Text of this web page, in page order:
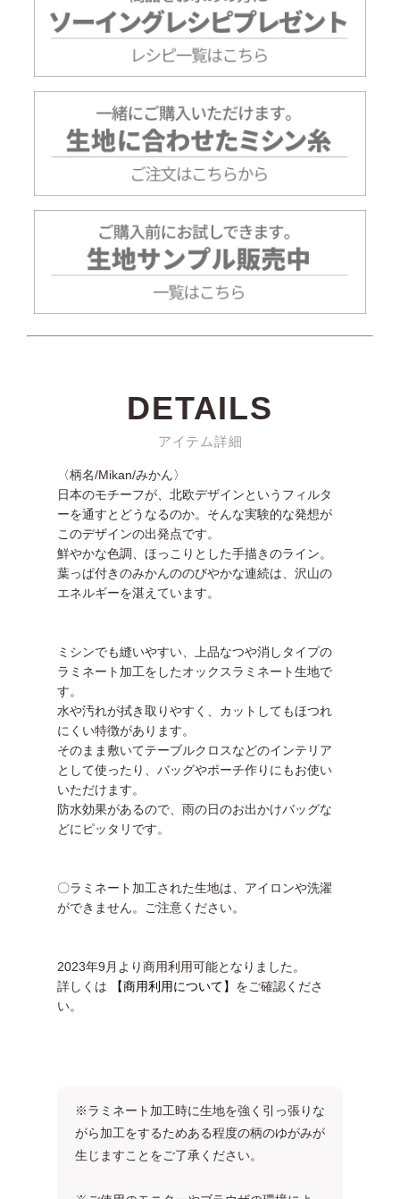
DETAILS
アイテム詳細
〈柄名/Mikan/みかん〉
日本のモチーフが、北欧デザインというフィルタ
ーを通すとどうなるのか。そんな実験的な発想が
このデザインの出発点です。
鮮やかな色調、ほっこりとした手描きのライン。
葉っぱ付きのみかんののびやかな連続は、沢山の
エネルギーを湛えています。
ミシンでも縫いやすい、上品なつや消しタイプの
ラミネート加工をしたオックスラミネート生地で
す。
水や汚れが拭き取りやすく、カットしてもほつれ
にくい特徴があります。
そのまま敷いてテーブルクロスなどのインテリア
として使ったり、バッグやポーチ作りにもお使い
いただけます。
防水効果があるので、雨の日のお出かけバッグな
どにピッタリです。
〇ラミネート加工された生地は、アイロンや洗濯
ができません。ご注意ください。
2023年9月より商用利用可能となりました。
詳しくは
【商用利用について】 をご確認くださ
い。
※ラミネート加工時に生地を強く引っ張りな
がら加工をするためある程度の柄のゆがみが
生じますことをご了承ください。